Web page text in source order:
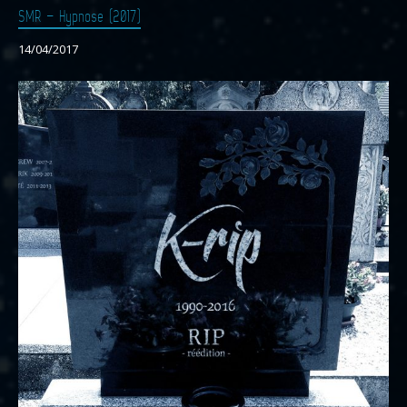
SMR – Hypnose (2017)
14/04/2017